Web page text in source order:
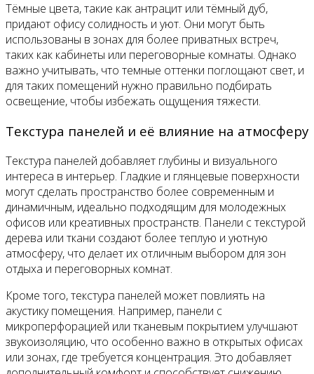
Тёмные цвета, такие как антрацит или тёмный дуб,
придают офису солидность и уют. Они могут быть
использованы в зонах для более приватных встреч,
таких как кабинеты или переговорные комнаты. Однако
важно учитывать, что темные оттенки поглощают свет, и
для таких помещений нужно правильно подбирать
освещение, чтобы избежать ощущения тяжести.
Текстура панелей и её влияние на атмосферу
Текстура панелей добавляет глубины и визуального
интереса в интерьер. Гладкие и глянцевые поверхности
могут сделать пространство более современным и
динамичным, идеально подходящим для молодежных
офисов или креативных пространств. Панели с текстурой
дерева или ткани создают более теплую и уютную
атмосферу, что делает их отличным выбором для зон
отдыха и переговорных комнат.
Кроме того, текстура панелей может повлиять на
акустику помещения. Например, панели с
микроперфорацией или тканевым покрытием улучшают
звукоизоляцию, что особенно важно в открытых офисах
или зонах, где требуется концентрация. Это добавляет